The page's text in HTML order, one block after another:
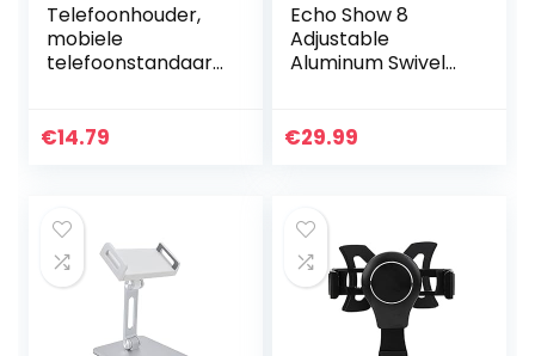
Telefoonhouder,
mobiele
telefoonstandaard
tablets
€14.79
Echo Show 8
Adjustable
Aluminum Swivel
the top stand for
€29.99